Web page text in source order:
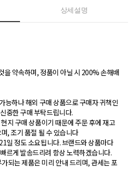
상세설명
약속하며, 정품이 아닐 시 200% 손해배
능하나 해외 구매 상품으로 구매자 귀책인
중한 구매 부탁드립니다.
지 구매 상품이기 때문에 주문 후에 재고
, 조기 품절 될 수 있습니다
일 정도 소요됩니다. 브랜드와 상품마다
르게 발송드리려 항상 노력하겠습니다.
되는 제품은 미리 안내 드리며, 관세는 포